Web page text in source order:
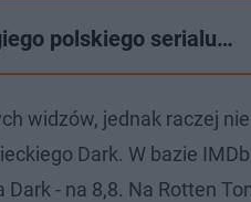
polskiego serialu…
widzów, jednak raczej
Dark. W bazie
- na 8,8. Na Rotten